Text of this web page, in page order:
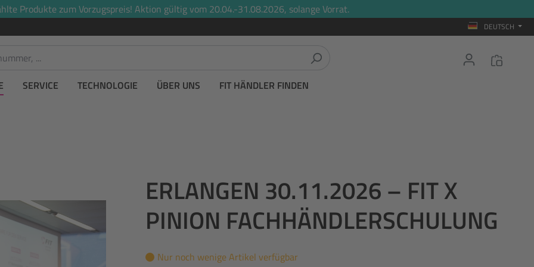
Produkte zum Vorzugspreis! Aktion gültig vom 20.04.-31.08.2026, solange Vorrat.
DEUTSCH
SERVICE TECHNOLOGIE ÜBER UNS FIT HÄNDLER FINDEN
ERLANGEN 30.11.2026 – FIT X
PINION FACHHÄNDLERSCHULUNG
Nur noch wenige Artikel verfügbar